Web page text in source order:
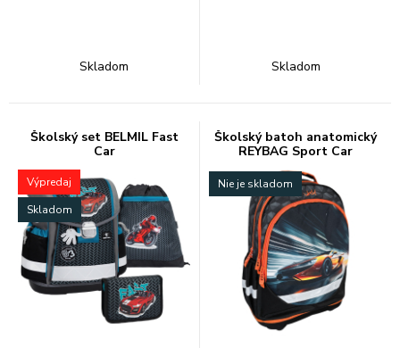
Skladom Skladom
Školský set BELMIL Fast
Car
Výpredaj
Skladom
Školský batoh anatomický
REYBAG Sport Car
Nie je skladom